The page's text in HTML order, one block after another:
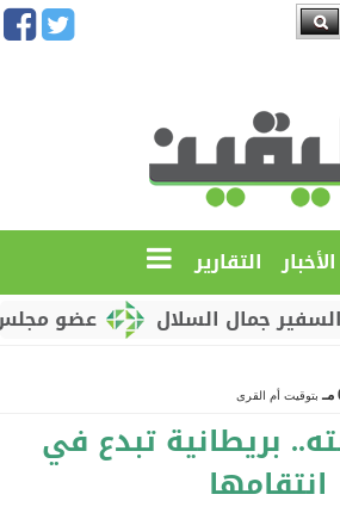
الأخبار التقارير
عضو مجلس
جمال السلال
بتوقيت أم القرى
بريطانية تبدع في
انتقامها